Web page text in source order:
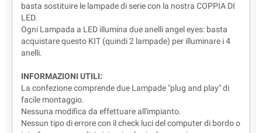
basta sostituire le lampade di serie con la nostra COPPIA DI
LED.
Ogni Lampada a LED illumina due anelli angel eyes: basta
acquistare questo KIT (quindi 2 lampade) per illuminare i 4
anelli.
INFORMAZIONI UTILI:
La confezione comprende due Lampade "plug and play" di
facile montaggio.
Nessuna modifica da effettuare all'impianto.
Nessun tipo di errore con il check luci del computer di bordo o